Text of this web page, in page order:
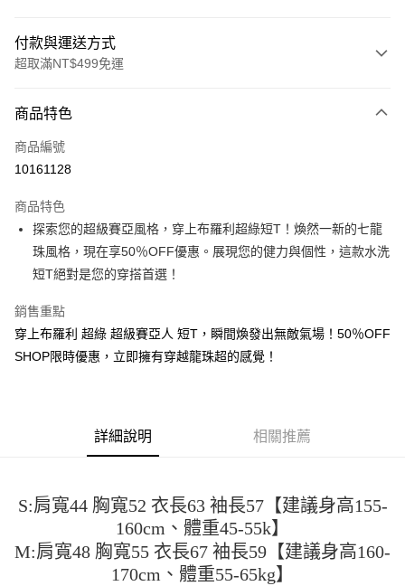
付款與運送方式
超取滿NT$499免運
信用卡一次付款
超商取貨付款
Apple Pay
街口支付
Google Pay
全盈+PAY
【大哥付你分期使用說明】
成交易。
3.實際核准額度、可分期數及費用金額請依後續交易確認頁面所載為準。
4.訂單成立30分鐘內，如未前往確認交易或遇審核未通過，訂單將自動取
消。如遇「轉專審核」未通過狀況，表示未達大哥付你分期系統評分，恕無
AFTEE先享後付
AFTEE先享後付是「在收到商品之後才付款」的支付方式。 讓您購物簡單
１．簡單：不需註冊會員、不需綁卡、不需儲值。
２．便利：只要手機號碼，簡訊認證，即可結帳。
３．安心：先確認商品／服務後，再付款。
ATM付款
運送方式
商品特色
商品編號
10161128
商品特色
探索您的超級賽亞風格，穿上布羅利超綠短T！煥然一新的七龍
珠風格，現在享50％OFF優惠。展現您的健力與個性，這款水洗
短T絕對是您的穿搭首選！
銷售重點
穿上布羅利 超綠 超級賽亞人 短T，瞬間煥發出無敵氣場！50％OFF
SHOP限時優惠，立即擁有穿越龍珠超的感覺！
詳細說明 相關推薦
S:肩寬44 胸寬52 衣長63 袖長57【建議身高155-
160cm、體重45-55k】
M:肩寬48 胸寬55 衣長67 袖長59【建議身高160-
170cm、體重55-65kg】